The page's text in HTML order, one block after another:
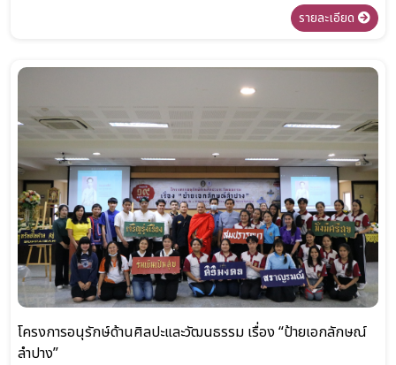
รายละเอียด
โครงการอนุรักษ์ด้านศิลปะและวัฒนธรรม เรื่อง “ป้ายเอกลักษณ์
ลำปาง”